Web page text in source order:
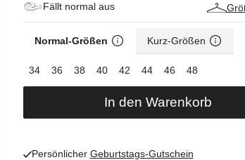
Fällt normal aus
Normal-Größen Kurz-Größen
34 36 38 40 42 44 46 48
In den Warenkorb
Persönlicher Geburtstags-Gutschein